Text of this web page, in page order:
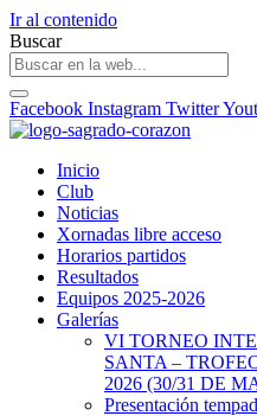
Ir al contenido
Buscar
Facebook Instagram Twitter
Inicio
Club
Noticias
Xornadas libre acceso
Horarios partidos
Resultados
Equipos 2025-2026
Galerías
VI TORNEO
SANTA –
2026 (30/31 DE
Presentación